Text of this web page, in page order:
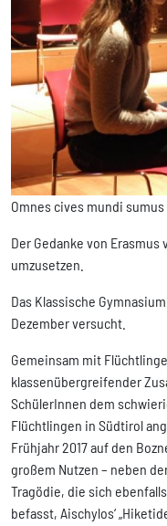
Omnes cives mundi sumus
Der Gedanke von
umzusetzen.
Das Klassische
Dezember versucht.
Gemeinsam mit
klassenübergreifender
SchülerInnen dem
Flüchtlingen in Südtirol
Frühjahr 2017 auf den
großem Nutzen – neben
Tragödie, die sich
befasst, Aischylos‘